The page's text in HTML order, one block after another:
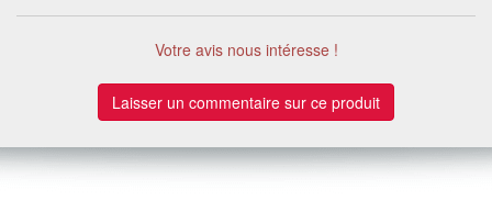
Votre avis nous intéresse !
Laisser un commentaire sur ce produit